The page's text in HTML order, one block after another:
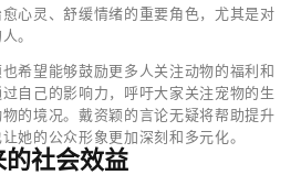
心灵、舒缓情绪的重要角色，尤其是对
。
希望能够鼓励更多人关注动物的福利和
自己的影响力，呼吁大家关注宠物的生
的境况。戴资颖的言论无疑将帮助提升
她的公众形象更加深刻和多元化。
社会效益